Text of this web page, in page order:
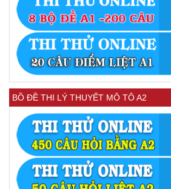
BỒ ĐỀ THI LÝ THUYẾT MÔ TÔ A2